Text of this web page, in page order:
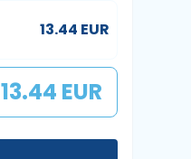
13.44 EUR
13.44 EUR